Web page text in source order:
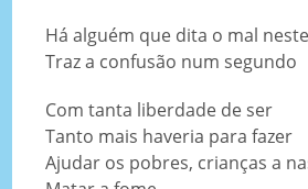
Há alguém que dita o mal
Traz a confusão num segundo
Com tanta liberdade de ser
Tanto mais haveria para fazer
Ajudar os pobres, crianças a